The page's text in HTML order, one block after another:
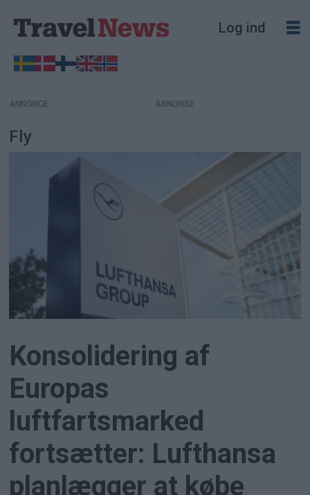
Log ind
ANNONCE
Fly
Konsolidering af
Europas
luftfartsmarked
fortsætter: Lufthansa
planlægger at købe